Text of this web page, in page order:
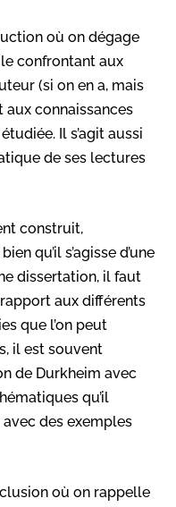
où on dégage
confrontant aux
(si on en a, mais
aux connaissances
Il s’agit aussi
de ses lectures
construit,
qu’il s’agisse d’une
dissertation, il faut
aux différents
que l’on peut
il est souvent
de Durkheim avec
qu’il
des exemples
où on rappelle